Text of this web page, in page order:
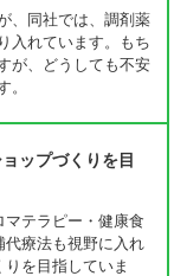
、同社では、調剤薬
入れています。もち
が、どうしても不安
。
ップづくりを目
テラピー・健康食
代療法も視野に入れ
を目指していま